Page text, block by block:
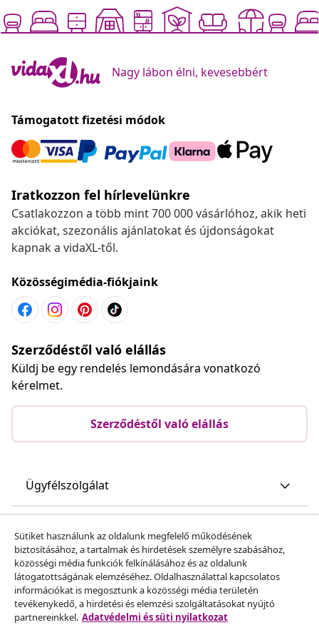
Nagy lábon élni, kevesebbért
Támogatott fizetési módok
Iratkozzon fel hírlevelünkre
Csatlakozzon a több mint 700 000 vásárlóhoz, akik heti
akciókat, szezonális ajánlatokat és újdonságokat
kapnak a vidaXL-től.
Közösségimédia-fiókjaink
Szerződéstől való elállás
Küldj be egy rendelés lemondására vonatkozó
kérelmet.
Szerződéstől való elállás
Ügyfélszolgálat
vidaXL
Fedezz fel többet
Sütiket használunk az oldalunk megfelelő működésének
biztosításához, a tartalmak és hirdetések személyre szabásához,
közösségi média funkciók felkínálásához és az oldalunk
látogatottságának elemzéséhez. Oldalhasználattal kapcsolatos
információkat is megosztunk a közösségi média területén
tevékenykedő, a hirdetési és elemzési szolgáltatásokat nyújtó
partnereinkkel. Adatvédelmi és süti nyilatkozat